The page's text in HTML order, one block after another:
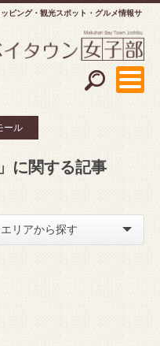
ピング
観光スポット・グルメ情報サ
ール
に関する記事
リアから探す